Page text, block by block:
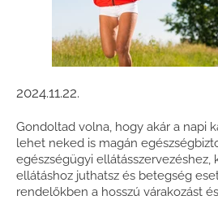
2024.11.22.
Gondoltad volna, hogy akár a napi
lehet neked is magán
egészségügyi ellátásszervezéshez,
ellátáshoz juthatsz és betegség
rendelőkben a hosszú várakozást